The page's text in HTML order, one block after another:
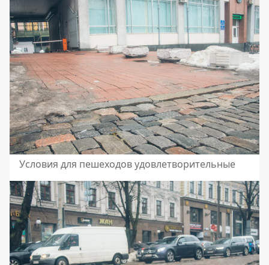
Условия для пешеходов удовлетворительные